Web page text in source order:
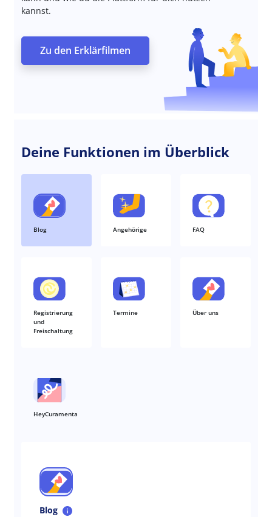
kannst.
Zu den Erklärfilmen
Deine Funktionen im Überblick
Blog Angehörige FAQ
Registrierung
und
Freischaltung
Termine Über uns
HeyCuramenta
Blog